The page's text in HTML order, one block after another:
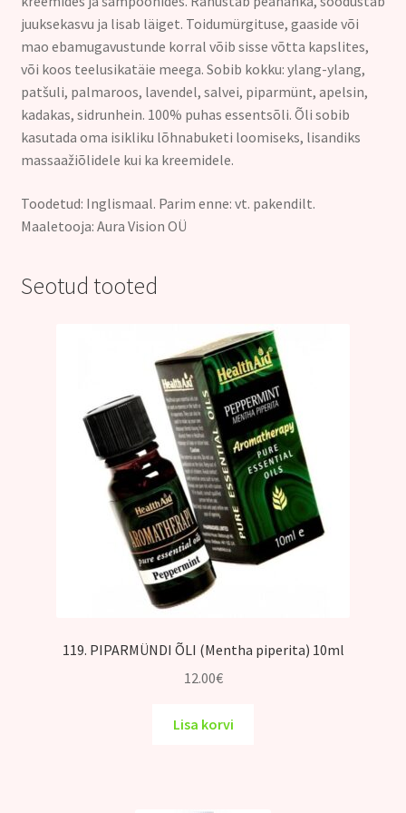
juuksekasvu ja lisab läiget. Toidumürgituse, gaaside või
mao ebamugavustunde korral võib sisse võtta kapslites,
või koos teelusikatäie meega. Sobib kokku: ylang-ylang,
patšuli, palmaroos, lavendel, salvei, piparmünt, apelsin,
kadakas, sidrunhein. 100% puhas essentsõli. Õli sobib
kasutada oma isikliku lõhnabuketi loomiseks, lisandiks
massaažiõlidele kui ka kreemidele.
Toodetud: Inglismaal. Parim enne: vt. pakendilt.
Maaletooja: Aura Vision OÜ
Seotud tooted
119. PIPARMÜNDI ÕLI (Mentha piperita) 10ml
12.00€
Lisa korvi